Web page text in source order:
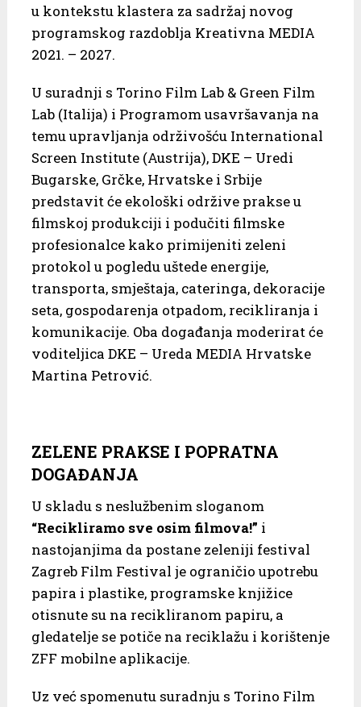
u kontekstu klastera za sadržaj novog
programskog razdoblja Kreativna MEDIA
2021. – 2027.
U suradnji s Torino Film Lab & Green Film
Lab (Italija) i Programom usavršavanja na
temu upravljanja održivošću International
Screen Institute (Austrija), DKE – Uredi
Bugarske, Grčke, Hrvatske i Srbije
predstavit će ekološki održive prakse u
filmskoj produkciji i podučiti filmske
profesionalce kako primijeniti zeleni
protokol u pogledu uštede energije,
transporta, smještaja, cateringa, dekoracije
seta, gospodarenja otpadom, recikliranja i
komunikacije. Oba događanja moderirat će
voditeljica DKE – Ureda MEDIA Hrvatske
Martina Petrović.
ZELENE PRAKSE I POPRATNA
DOGAĐANJA
U skladu s neslužbenim sloganom
“Recikliramo sve osim filmova!” i
nastojanjima da postane zeleniji festival
Zagreb Film Festival je ograničio upotrebu
papira i plastike, programske knjižice
otisnute su na recikliranom papiru, a
gledatelje se potiče na reciklažu i korištenje
ZFF mobilne aplikacije.
Uz već spomenutu suradnju s Torino Film